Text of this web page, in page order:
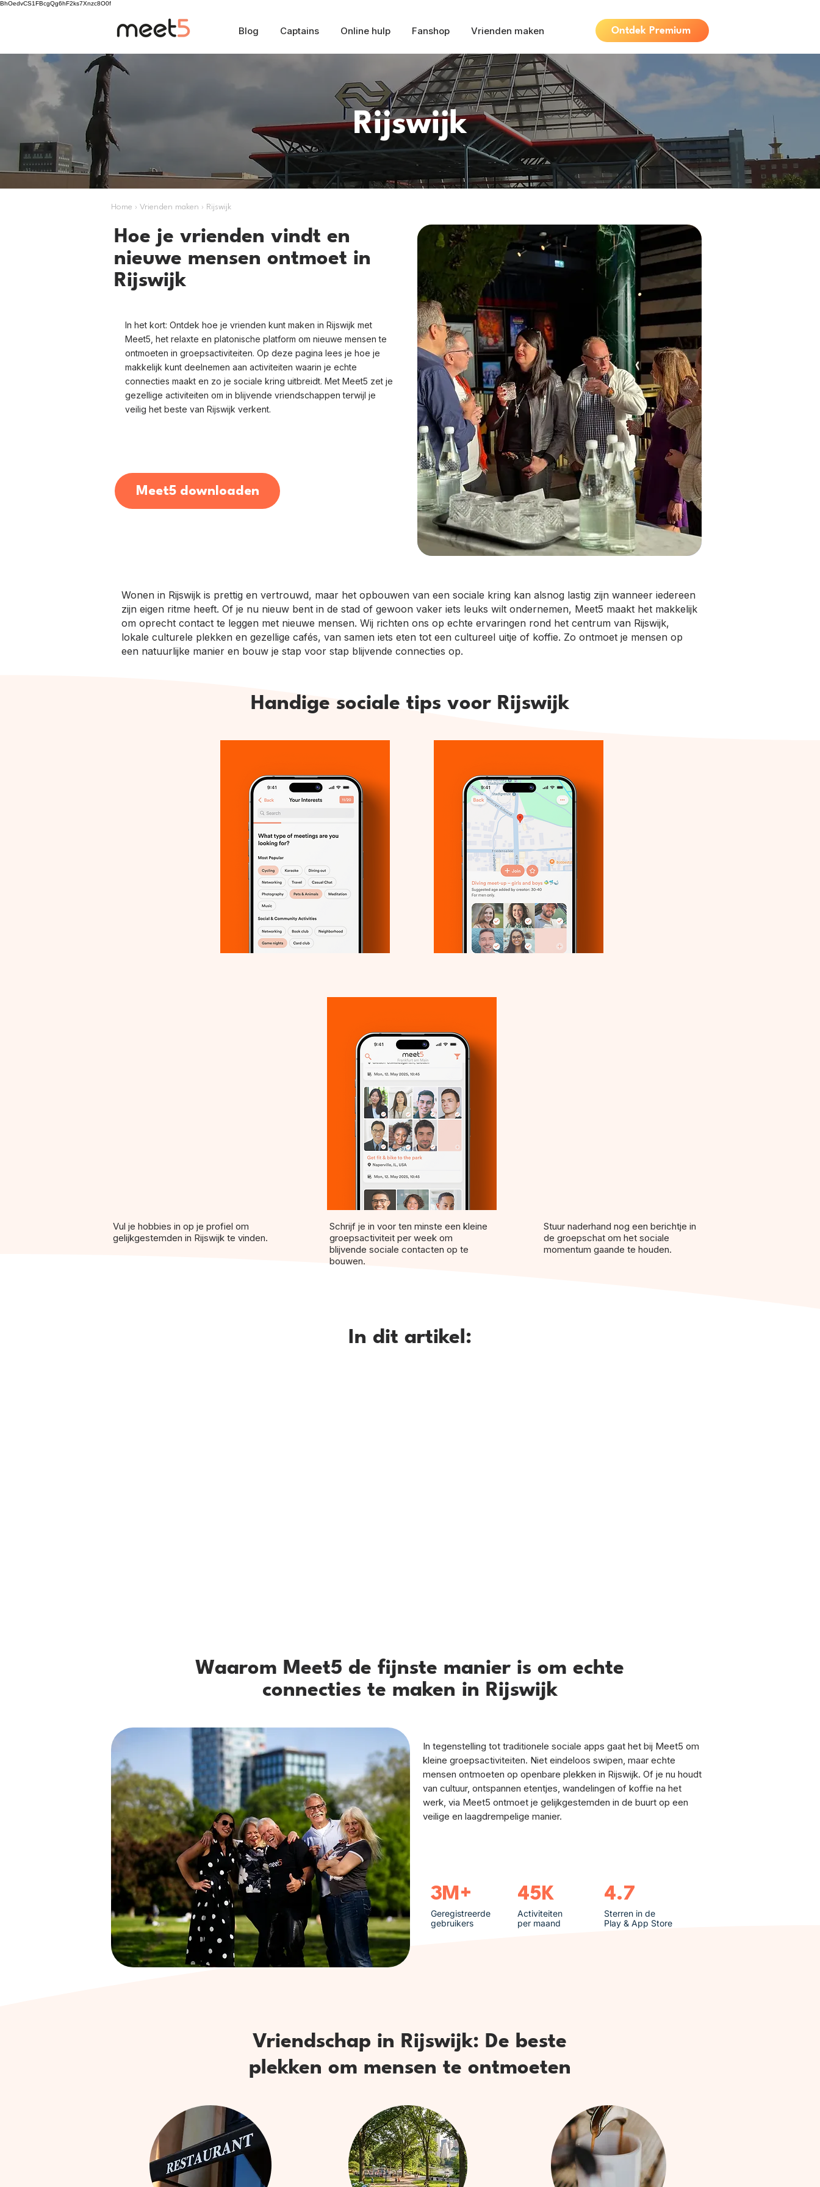
BhOedvCS1FBcgQg6hF2ks7Xnzc8O0f
Blog Captains Online hulp Fanshop Vrienden maken Ontdek Premium
Rijswijk
Home › Vrienden maken › Rijswijk
Hoe je vrienden vindt en
nieuwe mensen ontmoet in
Rijswijk
In het kort: Ontdek hoe je vrienden kunt maken in Rijswijk met
Meet5, het relaxte en platonische platform om nieuwe mensen te
ontmoeten in groepsactiviteiten. Op deze pagina lees je hoe je
makkelijk kunt deelnemen aan activiteiten waarin je echte
connecties maakt en zo je sociale kring uitbreidt. Met Meet5 zet je
gezellige activiteiten om in blijvende vriendschappen terwijl je
veilig het beste van Rijswijk verkent.
Meet5 downloaden
Wonen in Rijswijk is prettig en vertrouwd, maar het opbouwen van een sociale kring kan alsnog lastig zijn wanneer iedereen
zijn eigen ritme heeft. Of je nu nieuw bent in de stad of gewoon vaker iets leuks wilt ondernemen, Meet5 maakt het makkelijk
om oprecht contact te leggen met nieuwe mensen. Wij richten ons op echte ervaringen rond het centrum van Rijswijk,
lokale culturele plekken en gezellige cafés, van samen iets eten tot een cultureel uitje of koffie. Zo ontmoet je mensen op
een natuurlijke manier en bouw je stap voor stap blijvende connecties op.
Handige sociale tips voor Rijswijk
Vul je hobbies in op je profiel om
gelijkgestemden in Rijswijk te vinden.
Schrijf je in voor ten minste een kleine
groepsactiviteit per week om
blijvende sociale contacten op te
bouwen.
Stuur naderhand nog een berichtje in
de groepschat om het sociale
momentum gaande te houden.
In dit artikel:
Waarom Meet5 de fijnste manier is om echte
connecties te maken in Rijswijk
In tegenstelling tot traditionele sociale apps gaat het bij Meet5 om
kleine groepsactiviteiten. Niet eindeloos swipen, maar echte
mensen ontmoeten op openbare plekken in Rijswijk. Of je nu houdt
van cultuur, ontspannen etentjes, wandelingen of koffie na het
werk, via Meet5 ontmoet je gelijkgestemden in de buurt op een
veilige en laagdrempelige manier.
3M+
Geregistreerde
gebruikers
45K
Activiteiten
per maand
4.7
Sterren in de
Play & App Store
Vriendschap in Rijswijk: De beste
plekken om mensen te ontmoeten